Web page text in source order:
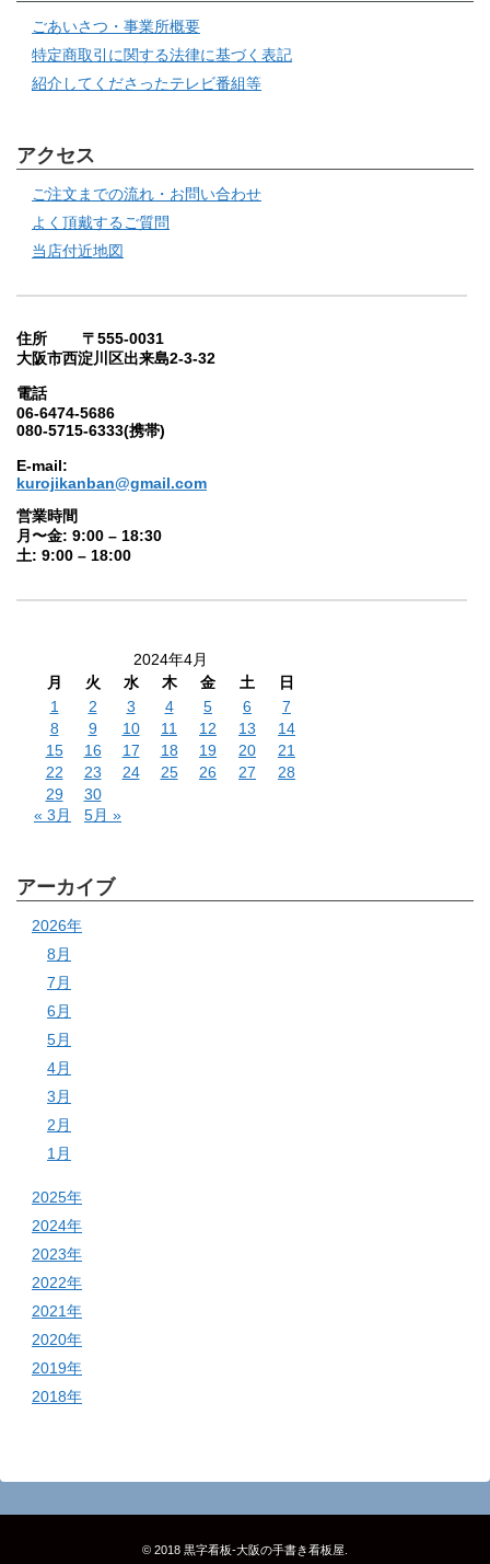
ごあいさつ・事業所概要
特定商取引に関する法律に基づく表記
紹介してくださったテレビ番組等
アクセス
ご注文までの流れ・お問い合わせ
よく頂戴するご質問
当店付近地図
住所 〒555-0031
大阪市西淀川区出来島2-3-32
電話
06-6474-5686
080-5715-6333(携帯)
E-mail:
kurojikanban@gmail.com
営業時間
月〜金: 9:00 – 18:30
土: 9:00 – 18:00
2024年4月
月
火 水 木 金 土
日
1
2 3 4 5 6
7
8
9 10 11 12 13
14
15
16 17 18 19 20
21
22
23 24 25 26 27
28
29
30
« 3月
5月 »
アーカイブ
2026年
8月
7月
6月
5月
4月
3月
2月
1月
2025年
2024年
2023年
2022年
2021年
2020年
2019年
2018年
© 2018 黒字看板‐大阪の手書き看板屋